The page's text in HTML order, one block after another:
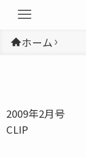
ホーム
2009年2月号
CLIP